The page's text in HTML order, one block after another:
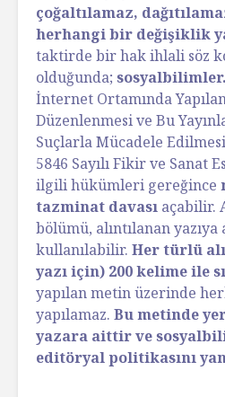
çoğaltılamaz,
herhangi bir değişiklik
taktirde bir hak ihlali söz
olduğunda;
İnternet Ortamında
Düzenlenmesi ve Bu
Suçlarla Mücadele
5846 Sayılı Fikir ve Sanat
ilgili hükümleri gereğince
tazminat davası açabilir.
bölümü, alıntılanan
kullanılabilir. Her türlü
yazı için) 200 kelime ile
yapılan metin üzerinde
yapılamaz. Bu metinde
yazara aittir ve
editöryal politikasını